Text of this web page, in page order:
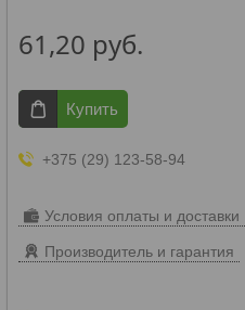
61,20 руб.
Купить
+375 (29) 123-58-94
Условия оплаты и доставки
Производитель и гарантия